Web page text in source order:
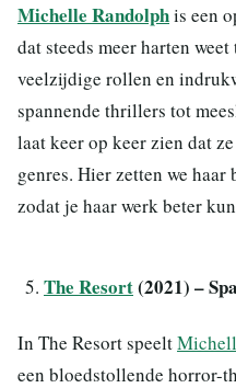
Michelle Randolphis een
dat steeds meer harten
veelzijdige rollen en
spannende thrillers tot
laat keer op keer zien dat
genres. Hier zetten we
zodat je haar werk beter
The Resort(2021) –
In The Resort speelt
een bloedstollende horror-